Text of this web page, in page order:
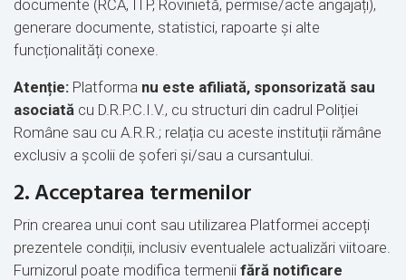
documente (RCA, ITP, Rovinietă, permise/acte angajați),
generare documente, statistici, rapoarte și alte
funcționalități conexe.
Atenție: Platforma nu este afiliată, sponsorizată sau
asociată cu D.R.P.C.I.V., cu structuri din cadrul Poliției
Române sau cu A.R.R.; relația cu aceste instituții rămâne
exclusiv a școlii de șoferi și/sau a cursantului.
2. Acceptarea termenilor
Prin crearea unui cont sau utilizarea Platformei accepți
prezentele condiții, inclusiv eventualele actualizări viitoare.
Furnizorul poate modifica termenii fără notificare